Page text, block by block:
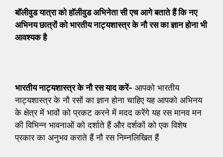
बॉलीवुड यात्रा को हाॅलीवुड अभिनेता सी एच आगे बताते हैं कि नए
अभिनय छात्रों को भारतीय नाट्यशास्त्र के नौ रस का ज्ञान होना भी
आवश्यक है
भारतीय नाट्यशास्त्र के नौ रस याद करें- आपको भारतीय
नाट्यशास्त्र के नौ रसों का ज्ञान होना चाहिए यह आपको अभिनय
के क्षेत्र में भावों को प्रकट करने में मदद करेंगे यह रस मानव मन
की विभिन्न भावनाओं को दर्शाते हैं और दर्शकों को एक विशेष
प्रकार का अनुभव कराते हैं नौ रस निम्नलिखित हैं